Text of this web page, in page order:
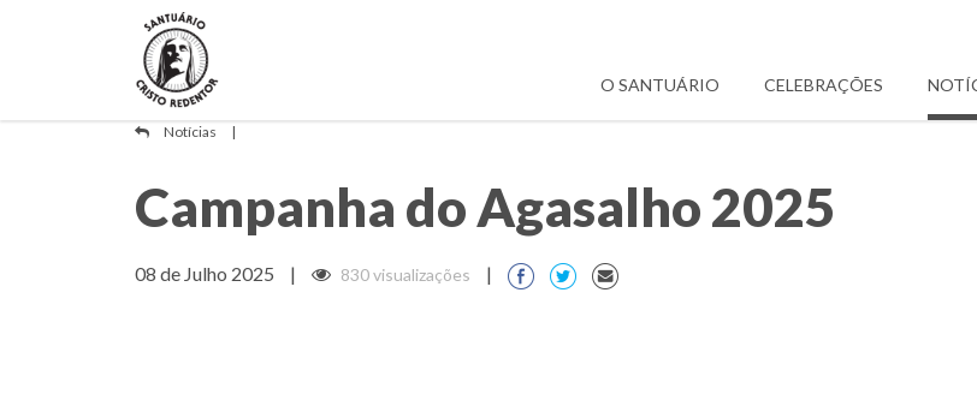
O SANTUÁRIO CELEBRAÇÕES
Notícias |
Campanha do Agasalho 2025
08 de Julho 2025 | 830 visualizações |